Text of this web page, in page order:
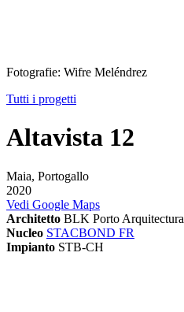
Fotografie: Wifre Meléndrez
Tutti i progetti
Altavista 12
Maia, Portogallo
2020
Vedi Google Maps
Architetto BLK Porto Arquitectura
Nucleo STACBOND FR
Impianto STB-CH